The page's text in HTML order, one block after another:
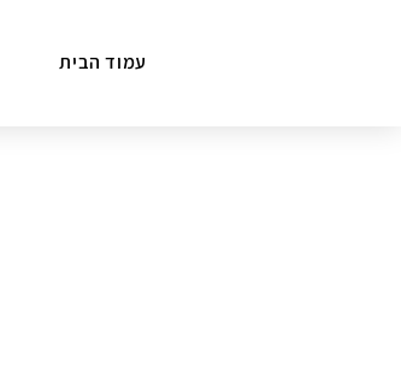
עמוד הבית